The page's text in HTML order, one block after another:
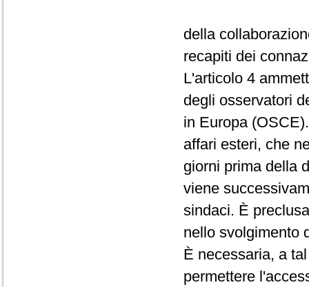
della
recapiti dei
L'articolo 4
degli osservatori
in Europa
affari esteri, che
giorni prima della
viene
sindaci. È
nello svolgimento
È necessaria, a
permettere